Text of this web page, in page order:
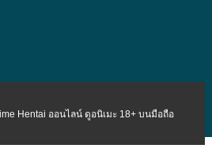
Hentai ออนไลน์ ดูอนิเมะ 18+ บนมือถือ